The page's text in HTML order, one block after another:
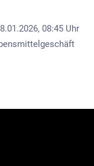
08:45 Uhr